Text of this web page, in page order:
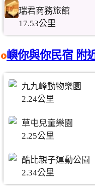
瑞君商務旅館
17.53公里
嶼你與你民宿 附
九九峰動物樂園
2.24公里
草屯兒童樂園
2.25公里
酷比親子運動公園
2.34公里